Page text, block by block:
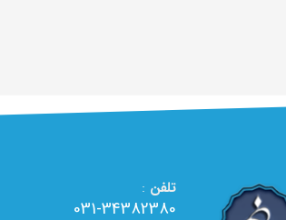
تلفن :
031-34382380